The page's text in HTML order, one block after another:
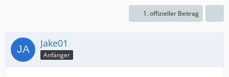
1. offizieller Beitrag
Jake01
Anfänger